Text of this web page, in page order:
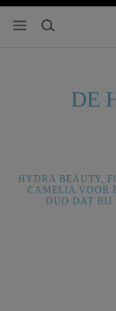
menu - hoofdnavigatie
- hoofdnavigatie
zoeken
DE
HYDRA BEAUTY,
CAMELIA VOOR
DUO DAT BIJ